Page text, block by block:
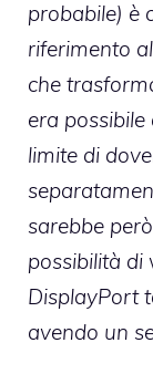
probabile) è
riferimento
che
era possibile
limite di
sarebbe
possibilità di
DisplayPort
avendo un